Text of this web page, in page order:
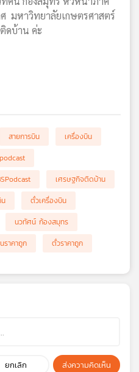
มหาวิทยาลัยเกษตรศาสตร์
ดบ้าน ค่ะ
สายการบิน
เครื่องบิน
podcast
เศรษฐกิจติดบ้าน
ตั๋วเครื่องบิน
นวทัศน์ ก้องสมุทร
ราคาถูก ตั๋วราคาถูก
ยกเลิก ส่งความคิดเห็น